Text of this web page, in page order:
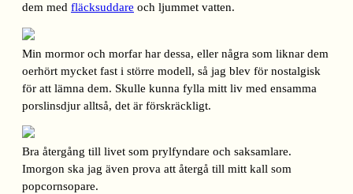
dem med fläcksuddare och ljummet vatten.
Min mormor och morfar har dessa, eller några som liknar dem
oerhört mycket fast i större modell, så jag blev för nostalgisk
för att lämna dem. Skulle kunna fylla mitt liv med ensamma
porslinsdjur alltså, det är förskräckligt.
Bra återgång till livet som prylfyndare och saksamlare.
Imorgon ska jag även prova att återgå till mitt kall som
popcornsopare.